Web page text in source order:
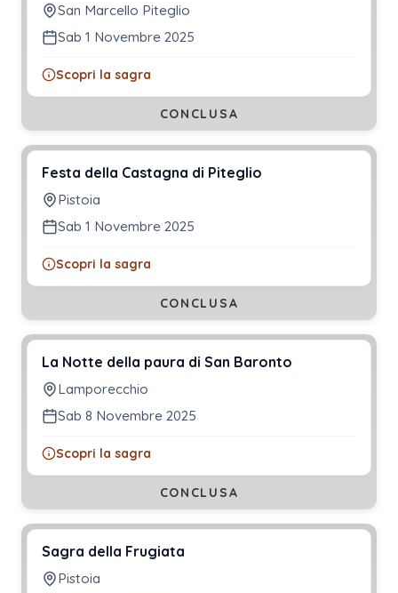
San Marcello Piteglio
Sab 1 Novembre 2025
Scopri la sagra
CONCLUSA
Festa della Castagna di Piteglio
Pistoia
Sab 1 Novembre 2025
Scopri la sagra
CONCLUSA
La Notte della paura di San Baronto
Lamporecchio
Sab 8 Novembre 2025
Scopri la sagra
CONCLUSA
Sagra della Frugiata
Pistoia